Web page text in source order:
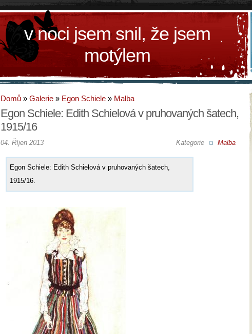
v noci jsem snil, že jsem
motýlem
Domů » Galerie » Egon Schiele » Malba
Egon Schiele: Edith Schielová v pruhovaných šatech,
1915/16
Kategorie Malba
04. Říjen 2013
Egon Schiele: Edith Schielová v pruhovaných šatech,
1915/16.